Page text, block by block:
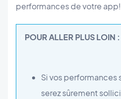
performances de votre app!
POUR ALLER PLUS LOIN :
Si vos performances
serez sûrement